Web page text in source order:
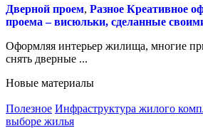
Дверной проем, Разное Креативное
проема – висюльки, сделанные
Оформляя интерьер жилища, многие
снять дверные ...
Новые материалы
Полезное Инфраструктура жилого
выборе жилья